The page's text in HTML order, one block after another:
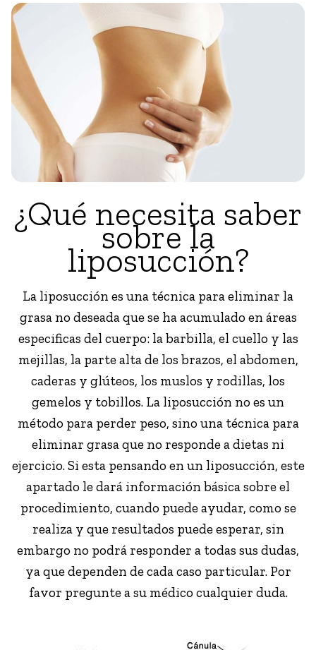
¿Qué necesita saber
sobre la
liposucción?
La liposucción es una técnica para eliminar la
grasa no deseada que se ha acumulado en áreas
especificas del cuerpo: la barbilla, el cuello y las
mejillas, la parte alta de los brazos, el abdomen,
caderas y glúteos, los muslos y rodillas, los
gemelos y tobillos. La liposucción no es un
método para perder peso, sino una técnica para
eliminar grasa que no responde a dietas ni
ejercicio. Si esta pensando en un liposucción, este
apartado le dará información básica sobre el
procedimiento, cuando puede ayudar, como se
realiza y que resultados puede esperar, sin
embargo no podrá responder a todas sus dudas,
ya que dependen de cada caso particular. Por
favor pregunte a su médico cualquier duda.